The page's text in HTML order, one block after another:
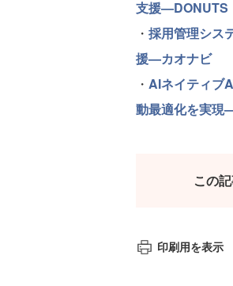
支援—DONUTS
・ 採用管理シス
援—カオナビ
・ AIネイティブ
動最適化を実現
この
印刷用を表示